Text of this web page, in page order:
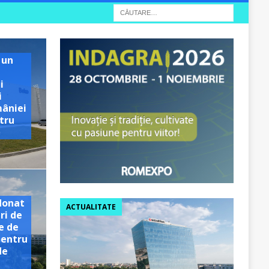
de
de
ACTUALITATE